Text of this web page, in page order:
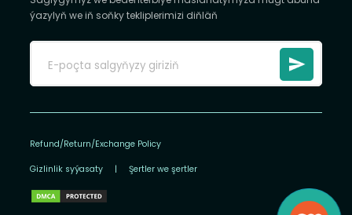
ýazylyň we iň soňky tekliplerimizi diňläň
Refund/Return/Exchange Policy
Gizlinlik syýasaty | Şertler we şertler